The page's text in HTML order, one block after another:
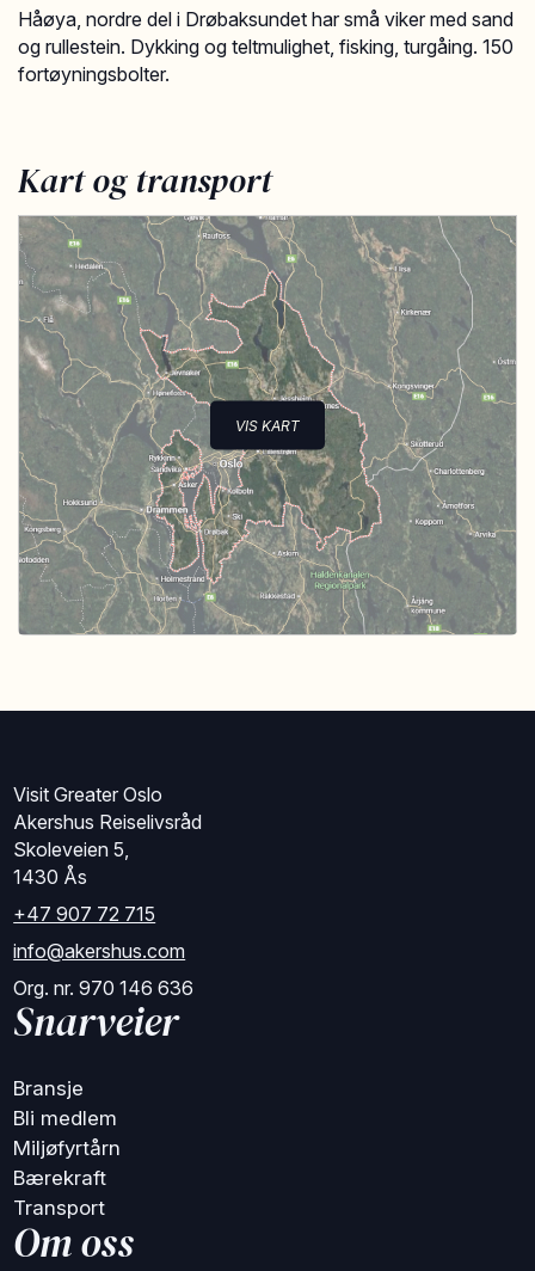
Håøya, nordre del i Drøbaksundet har små viker med sand
og rullestein. Dykking og teltmulighet, fisking, turgåing. 150
fortøyningsbolter.
Kart og transport
VIS KART
Visit Greater Oslo
Akershus Reiselivsråd
Skoleveien 5,
1430 Ås
+47 907 72 715
info@akershus.com
Org. nr. 970 146 636
Snarveier
Bransje
Bli medlem
Miljøfyrtårn
Bærekraft
Transport
Om oss